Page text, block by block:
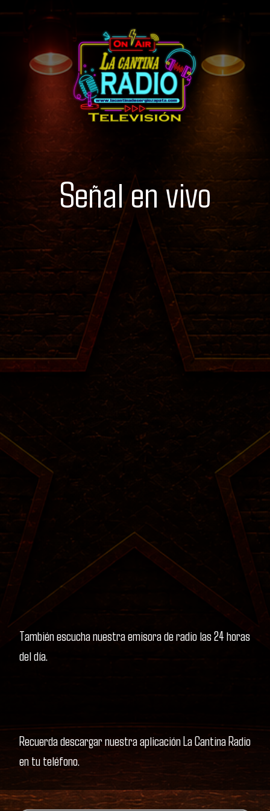
Señal en vivo
También escucha nuestra emisora de radio las 24 horas
del día.
Recuerda descargar nuestra aplicación La Cantina Radio
en tu teléfono.